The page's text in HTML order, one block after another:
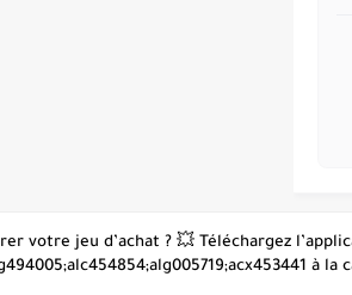
votre jeu d’achat ? 💥 Téléchargez
à